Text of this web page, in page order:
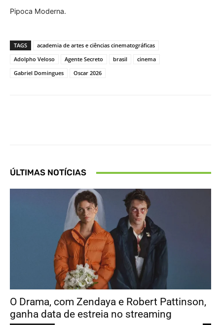
Pipoca Moderna.
TAGS
academia de artes e ciências cinematográficas
Adolpho Veloso
Agente Secreto brasil
cinema
Gabriel Domingues
Oscar 2026
ÚLTIMAS NOTÍCIAS
O Drama, com Zendaya e Robert Pattinson,
ganha data de estreia no streaming